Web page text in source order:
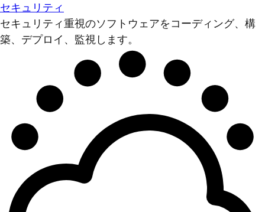
セキュリティ
セキュリティ重視のソフトウェアをコーディング、構
築、デプロイ、監視します。